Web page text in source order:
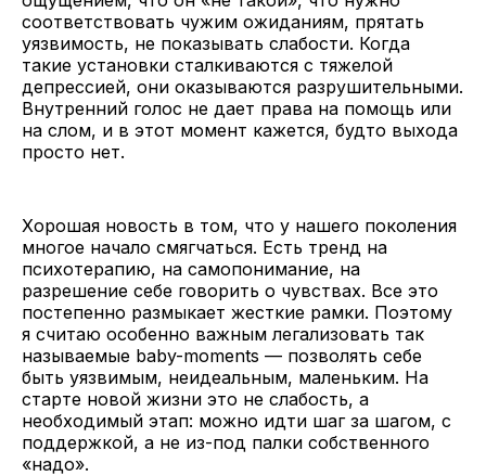
соответствовать чужим ожиданиям, прятать
уязвимость, не показывать слабости. Когда
такие установки сталкиваются с тяжелой
депрессией, они оказываются разрушительными.
Внутренний голос не дает права на помощь или
на слом, и в этот момент кажется, будто выхода
просто нет.
Хорошая новость в том, что у нашего поколения
многое начало смягчаться. Есть тренд на
психотерапию, на самопонимание, на
разрешение себе говорить о чувствах. Все это
постепенно размыкает жесткие рамки. Поэтому
я считаю особенно важным легализовать так
называемые baby-moments — позволять себе
быть уязвимым, неидеальным, маленьким. На
старте новой жизни это не слабость, а
необходимый этап: можно идти шаг за шагом, с
поддержкой, а не из-под палки собственного
«надо».